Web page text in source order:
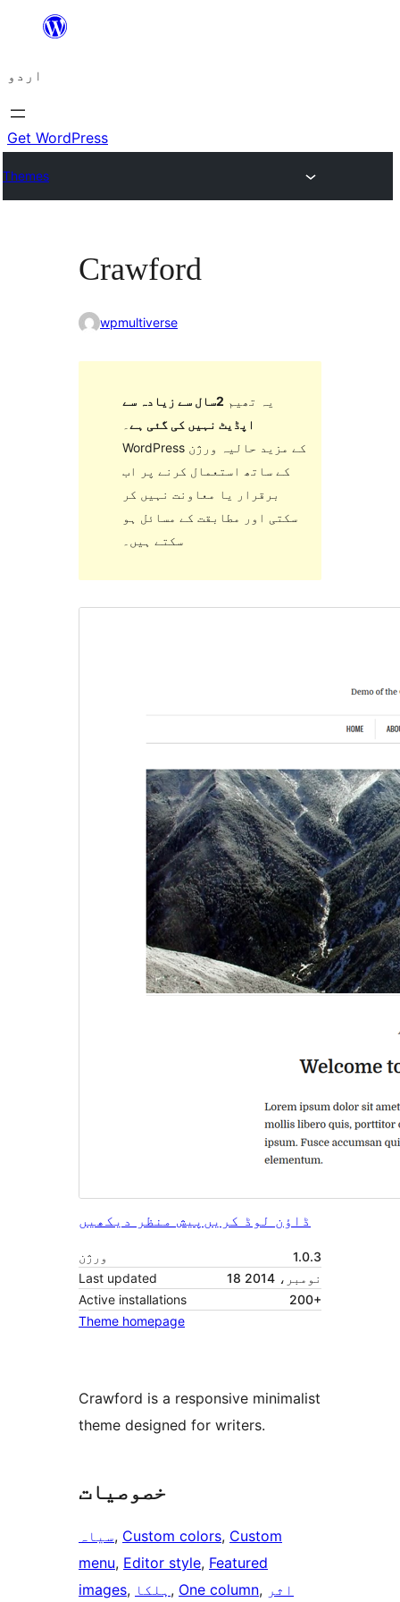
چھوڑیں
پر
جائیں
اردو
Get WordPress
Themes
Crawford
wpmultiverse
یہ تھیم
2سال سے زیادہ سے
اپڈیٹ نہیں کی گئی ہے
WordPress کے مزید حالیہ ورژن
کے ساتھ استعمال کرنے پر اب
برقرار یا معاونت نہیں کر
سکتی اور مطابقت کے مسائل ہو
سکتے ہیں۔
پیش منظر دیکھیں ڈاؤن لوڈ کریں
ورژن
1.0.3
Last updated
18 نومبر، 2014
Active installations
200+
Theme homepage
Crawford is a responsive minimalist
theme designed for writers.
خصوصیات
سیاہ, Custom colors, Custom
menu, Editor style, Featured
images, ہلکا , One column, اثر